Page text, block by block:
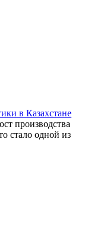
в Казахстане
производства
стало одной из